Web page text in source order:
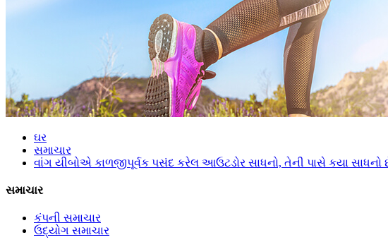
ઘર
સમાચાર
વાંગ યીબોએ કાળજીપૂર્વક પસંદ કરેલ આઉટડોર સાધનો, તેની પાસે કયા સાધનો
સમાચાર
કંપની સમાચાર
ઉદ્યોગ સમાચાર